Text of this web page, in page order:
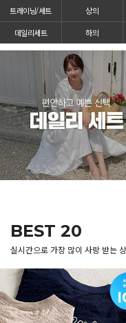
트레이닝/세트 상의
데일리세트 하의
BEST 20
실시간으로 가장 많이 사랑 받는